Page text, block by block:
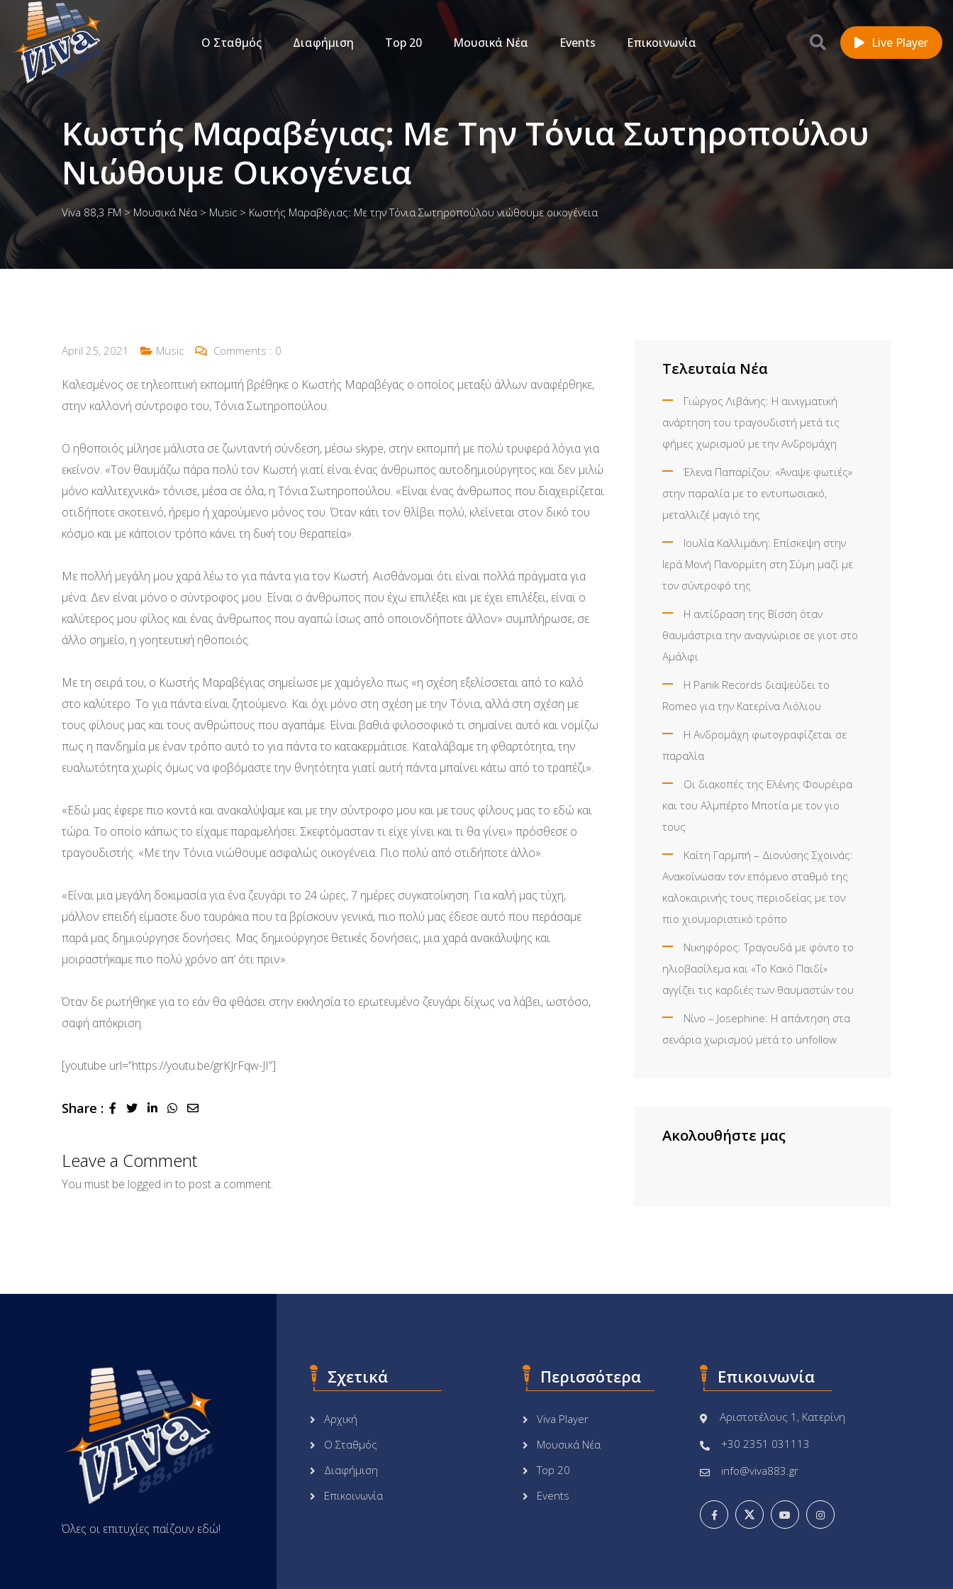
Ο Σταθμός Διαφήμιση Top 20 Μουσικά Νέα Events Επικοινωνία Live Player
Κωστής Μαραβέγιας: Με Την Τόνια Σωτηροπούλου
Νιώθουμε Οικογένεια
Viva 88,3 FM> Μουσικά Νέα > Music > Κωστής Μαραβέγιας: Με την Τόνια Σωτηροπούλου νιώθουμε οικογένεια
April 25, 2021 Music Comments : 0
Καλεσμένος σε τηλεοπτική εκπομπή βρέθηκε ο Κωστής Μαραβέγας ο οποίος μεταξύ άλλων αναφέρθηκε,
στην καλλονή σύντροφο του, Τόνια Σωτηροπούλου.
Ο ηθοποιός μίλησε μάλιστα σε ζωνταντή σύνδεση, μέσω skype, στην εκπομπή με πολύ τρυφερά λόγια για
εκείνον. «Τον θαυμάζω πάρα πολύ τον Κωστή γιατί είναι ένας άνθρωπος αυτοδημιούργητος και δεν μιλώ
μόνο καλλιτεχνικά» τόνισε, μέσα σε όλα, η Τόνια Σωτηροπούλου. «Είναι ένας άνθρωπος που διαχειρίζεται
οτιδήποτε σκοτεινό, ήρεμο ή χαρούμενο μόνος του. Όταν κάτι τον θλίβει πολύ, κλείνεται στον δικό του
κόσμο και με κάποιον τρόπο κάνει τη δική του θεραπεία».
Με πολλή μεγάλη μου χαρά λέω το για πάντα για τον Κωστή. Αισθάνομαι ότι είναι πολλά πράγματα για
μένα. Δεν είναι μόνο ο σύντροφος μου. Είναι ο άνθρωπος που έχω επιλέξει και με έχει επιλέξει, είναι ο
καλύτερος μου φίλος και ένας άνθρωπος που αγαπώ ίσως από οποιονδήποτε άλλον» συμπλήρωσε, σε
άλλο σημείο, η γοητευτική ηθοποιός.
Με τη σειρά του, ο Κωστής Μαραβέγιας σημείωσε με χαμόγελο πως «η σχέση εξελίσσεται από το καλό
στο καλύτερο. Το για πάντα είναι ζητούμενο. Και όχι μόνο στη σχέση με την Τόνια, αλλά στη σχέση με
τους φίλους μας και τους ανθρώπους που αγαπάμε. Είναι βαθιά φιλοσοφικό τι σημαίνει αυτό και νομίζω
πως η πανδημία με έναν τρόπο αυτό το για πάντα το κατακερμάτισε. Καταλάβαμε τη φθαρτότητα, την
ευαλωτότητα χωρίς όμως να φοβόμαστε την θνητότητα γιατί αυτή πάντα μπαίνει κάτω από το τραπέζι».
«Εδώ μας έφερε πιο κοντά και ανακαλύψαμε και με την σύντροφο μου και με τους φίλους μας το εδώ και
τώρα. Το οποίο κάπως το είχαμε παραμελήσει. Σκεφτόμασταν τι είχε γίνει και τι θα γίνει» πρόσθεσε ο
τραγουδιστής. «Με την Τόνια νιώθουμε ασφαλώς οικογένεια. Πιο πολύ από οτιδήποτε άλλο».
«Είναι μια μεγάλη δοκιμασία για ένα ζευγάρι το 24 ώρες, 7 ημέρες συγκατοίκηση. Για καλή μας τύχη,
μάλλον επειδή είμαστε δυο ταυράκια που τα βρίσκουν γενικά, πιο πολύ μας έδεσε αυτό που περάσαμε
παρά μας δημιούργησε δονήσεις. Μας δημιούργησε θετικές δονήσεις, μια χαρά ανακάλυψης και
μοιραστήκαμε πιο πολύ χρόνο απ’ ότι πριν».
Όταν δε ρωτήθηκε για το εάν θα φθάσει στην εκκλησία το ερωτευμένο ζευγάρι δίχως να λάβει, ωστόσο,
σαφή απόκριση.
[youtube url=”https://youtu.be/grKJrFqw-JI”]
Share : LinkedInWhatsapp
Share
Leave a Comment
You must be logged in to post a comment.
Τελευταία Νέα
Γιώργος Λιβάνης: Η αινιγματική
ανάρτηση του τραγουδιστή μετά τις
φήμες χωρισμού με την Ανδρομάχη
Έλενα Παπαρίζου: «Άναψε φωτιές»
στην παραλία με το εντυπωσιακό,
μεταλλιζέ μαγιό της
Ιουλία Καλλιμάνη: Επίσκεψη στην
Ιερά Μονή Πανορμίτη στη Σύμη μαζί με
τον σύντροφό της
Η αντίδραση της Βίσση όταν
θαυμάστρια την αναγνώρισε σε γιοτ στο
Αμάλφι
Η Panik Records διαψεύδει το
Romeo για την Κατερίνα Λιόλιου
Η Ανδρομάχη φωτογραφίζεται σε
παραλία
Οι διακοπές της Ελένης Φουρέιρα
και του Αλμπέρτο Μποτία με τον γιο
τους
Καίτη Γαρμπή – Διονύσης Σχοινάς:
Ανακοίνωσαν τον επόμενο σταθμό της
καλοκαιρινής τους περιοδείας με τον
πιο χιουμοριστικό τρόπο
Νικηφόρος: Τραγουδά με φόντο το
ηλιοβασίλεμα και «Το Κακό Παιδί»
αγγίζει τις καρδιές των θαυμαστών του
Νίνο – Josephine: Η απάντηση στα
σενάρια χωρισμού μετά το unfollow
Ακολουθήστε μας
Όλες οι επιτυχίες παίζουν εδώ!
Σχετικά
Αρχική
Ο Σταθμός
Διαφήμιση
Επικοινωνία
Περισσότερα
Viva Player
Μουσικά Νέα
Top 20
Events
Επικοινωνία
Αριστοτέλους 1, Κατερίνη
+30 2351 031113
info@viva883.gr